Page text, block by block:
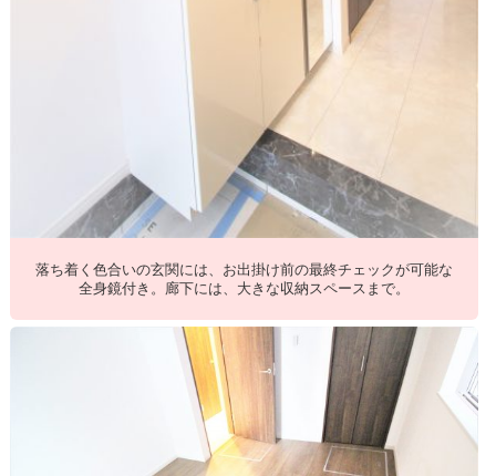
落ち着く色合いの玄関には、お出掛け前の最終チェックが可能な
全身鏡付き。廊下には、大きな収納スペースまで。